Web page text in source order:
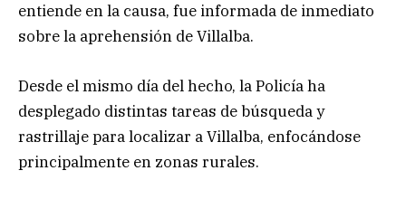
entiende en la causa, fue informada de inmediato
sobre la aprehensión de Villalba.
Desde el mismo día del hecho, la Policía ha
desplegado distintas tareas de búsqueda y
rastrillaje para localizar a Villalba, enfocándose
principalmente en zonas rurales.